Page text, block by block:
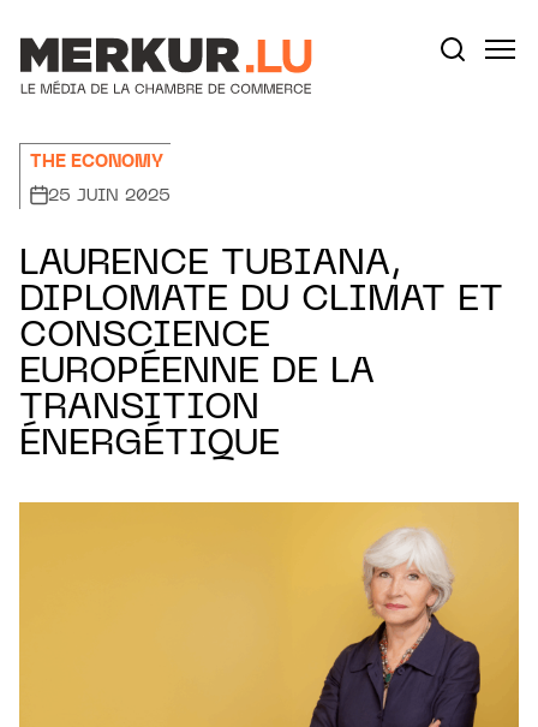
THE ECONOMY
25 JUIN 2025
LAURENCE TUBIANA,
DIPLOMATE DU CLIMAT ET
CONSCIENCE
EUROPÉENNE DE LA
TRANSITION
ÉNERGÉTIQUE